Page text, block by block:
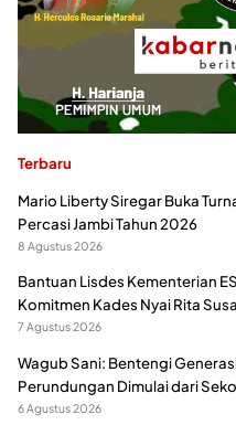
Terbaru
Mario Liberty Siregar Buka
Percasi Jambi Tahun 2026
8 Agustus 2026
Bantuan Lisdes Kementerian
Komitmen Kades Nyai Rita
7 Agustus 2026
Wagub Sani: Bentengi
Perundungan Dimulai dari
6 Agustus 2026